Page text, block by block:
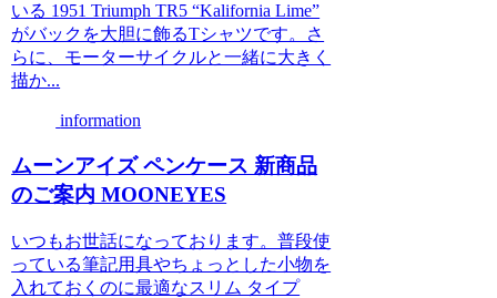
いる 1951 Triumph TR5 “Kalifornia Lime”
がバックを大胆に飾るTシャツです。さ
らに、モーターサイクルと一緒に大きく
描か...
information
ムーンアイズ ペンケース 新商品
のご案内 MOONEYES
いつもお世話になっております。普段使
っている筆記用具やちょっとした小物を
入れておくのに最適なスリム タイプ